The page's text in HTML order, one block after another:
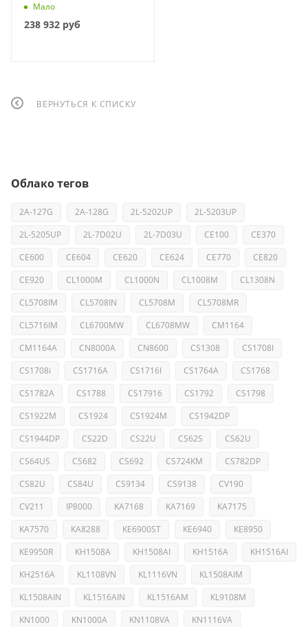
Мало
238 932 руб
ВЕРНУТЬСЯ К СПИСКУ
Облако тегов
2A-127G 2A-128G 2L-5202UP
2L-5203UP
2L-5205UP
2L-7D02U 2L-7D03U CE100
CE370
CE600
CE604 CE620 CE624 CE770
CE820
CE920
CL1000M CL1000N CL1008M
CL1308N
CL5708IM
CL5708IN CL5708M
CL5708MR
CL5716IM
CL6700MW CL6708MW
CM1164
CM1164A
CN8000A CN8600 CS1308
CS1708I
CS1708i
CS1716A CS1716I CS1764A
CS1768
CS1782A
CS1788 CS17916 CS1792
CS1798
CS1922M
CS1924 CS1924M
CS1942DP
CS1944DP
CS22D CS22U CS62S
CS62U
CS64US
CS682 CS692 CS724KM
CS782DP
CS82U
CS84U CS9134 CS9138
CV190
CV211
IP8000 KA7168 KA7169
KA7175
KA7570
KA8288 KE6900ST KE6940
KE8950
KE9950R
KH1508A KH1508AI KH1516A
KH1516AI
KH2516A
KL1108VN KL1116VN
KL1508AIM
KL1508AIN
KL1516AIN KL1516AM
KL9108M
KN1000
KN1000A KN1108VA
KN1116VA